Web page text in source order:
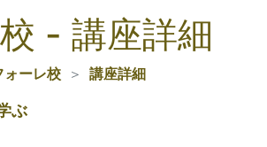
- 講座詳細
ォーレ校 講座詳細
ぶ